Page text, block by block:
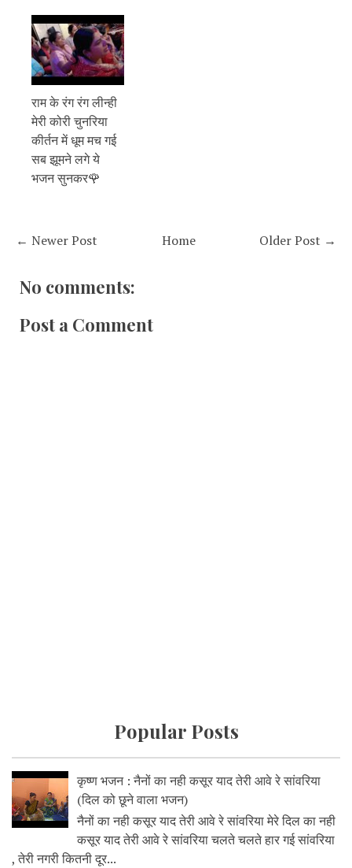
राम के रंग रंग लीन्ही
मेरी कोरी चुनरिया
कीर्तन में धूम मच गई
सब झूमने लगे ये
भजन सुनकर🌹
← Newer Post Older Post →
Home
No comments:
Post a Comment
Popular Posts
कृष्ण भजन : नैनों का नही कसूर याद तेरी आवे रे सांवरिया
(दिल को छूने वाला भजन)
नैनों का नही कसूर याद तेरी आवे रे सांवरिया मेरे दिल का नही
कसूर याद तेरी आवे रे सांवरिया चलते चलते हार गई सांवरिया
, तेरी नगरी कितनी दूर...